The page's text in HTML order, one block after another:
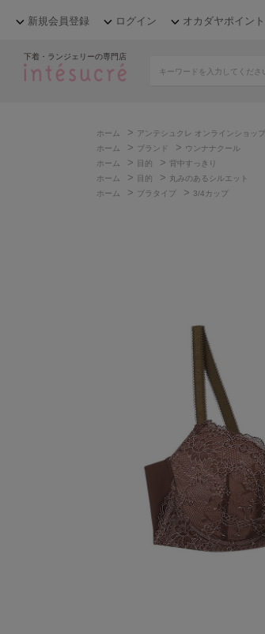
新規会員登録 ログイン オカダヤポイント
下着・ランジェリーの専門店
ホーム > アンテシュクレ オンラインショップ
ホーム
> ブランド > ウンナナクール
ホーム
> 目的 >
背中すっきり
ホーム
> 目的 > 丸みのあるシルエット
ホーム
> ブラタイプ > 3/4カップ